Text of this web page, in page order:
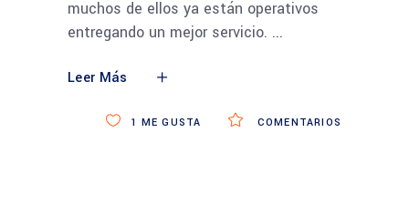
muchos de ellos ya están operativos
entregando un mejor servicio.
Leer Más
COMENTARIOS
1 ME GUSTA